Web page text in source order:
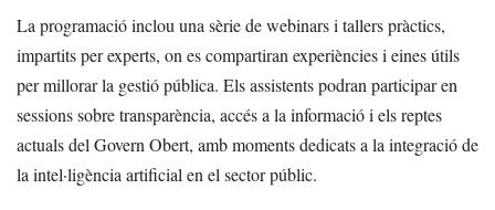
La programació inclou una sèrie de webinars i tallers pràctics,
impartits per experts, on es compartiran experiències i eines útils
per millorar la gestió pública. Els assistents podran participar en
sessions sobre transparència, accés a la informació i els reptes
actuals del Govern Obert, amb moments dedicats a la integració de
la intel·ligència artificial en el sector públic.